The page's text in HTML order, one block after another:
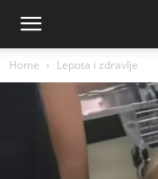
Home Lepota i zdravlje